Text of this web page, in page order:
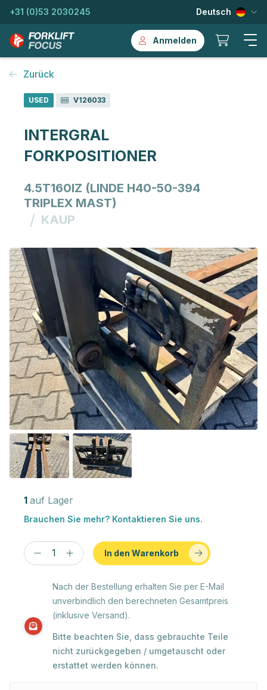
+31 (0)53 2030245 Deutsch
Anmelden
Zurück
USED V126033
INTERGRAL
FORKPOSITIONER
4.5T160IZ (LINDE H40-50-394
TRIPLEX MAST)
/ KAUP
1 auf Lager
Brauchen Sie mehr? Kontaktieren Sie uns.
In den Warenkorb
Nach der Bestellung erhalten Sie per E-Mail
unverbindlich den berechneten Gesamtpreis
(inklusive Versand).
Bitte beachten Sie, dass gebrauchte Teile
nicht zurückgegeben / umgetauscht oder
erstattet werden können.